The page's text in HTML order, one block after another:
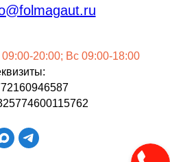
20:00; Вс 09:00-18:00